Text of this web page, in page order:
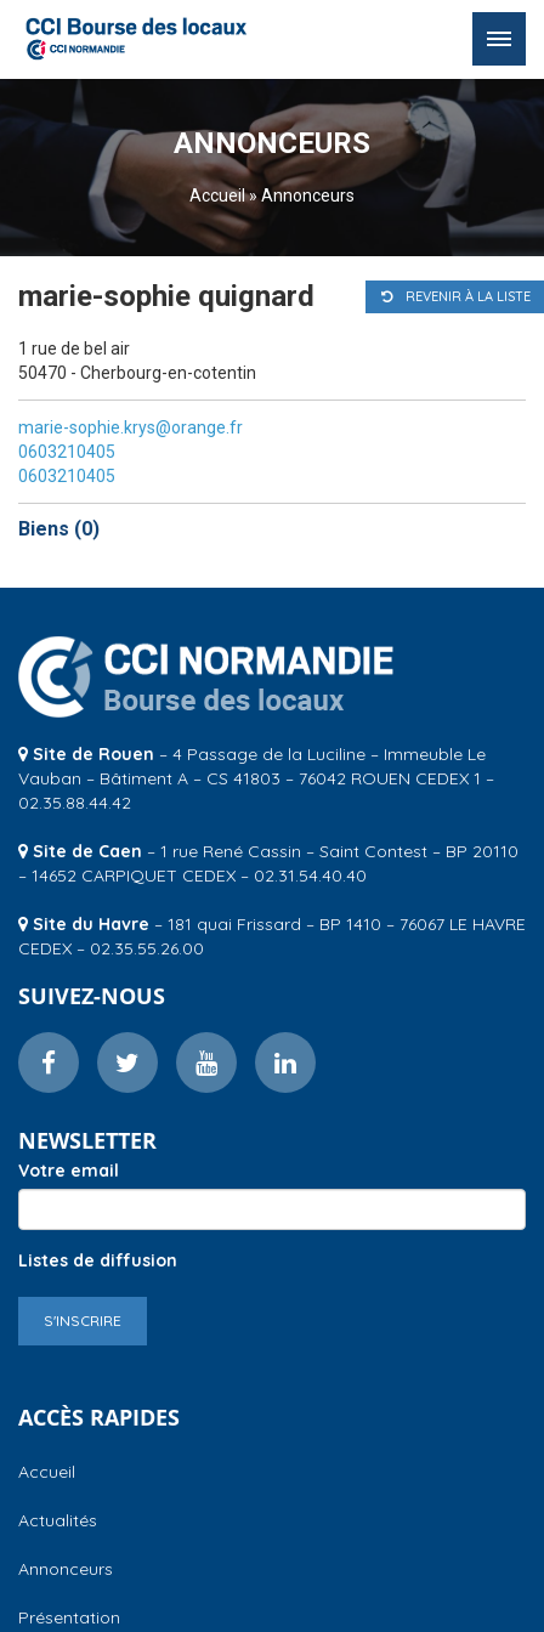
ANNONCEURS
Accueil»Annonceurs
REVENIR À LA LISTE
marie-sophie quignard
1 rue de bel air
50470 - Cherbourg-en-cotentin
marie-sophie.krys@orange.fr
0603210405
0603210405
Biens (0)
Site de Rouen – 4 Passage de la Luciline – Immeuble Le
Vauban – Bâtiment A – CS 41803 – 76042 ROUEN CEDEX 1 –
02.35.88.44.42
Site de Caen – 1 rue René Cassin – Saint Contest – BP 20110
– 14652 CARPIQUET CEDEX – 02.31.54.40.40
Site du Havre – 181 quai Frissard – BP 1410 – 76067 LE HAVRE
CEDEX – 02.35.55.26.00
SUIVEZ-NOUS
NEWSLETTER
Votre email
Listes de diffusion
S'INSCRIRE
ACCÈS RAPIDES
Accueil
Actualités
Annonceurs
Présentation